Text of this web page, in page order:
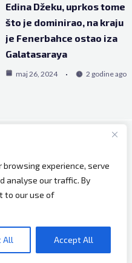
browsing experience, serve
analyse our traffic. By
to our use of
All Accept All
Edina Džeku, uprkos tome
što je dominirao, na kraju
je Fenerbahce ostao iza
Galatasaraya
maj 26, 2024 2 godine ago
Dijaspora.